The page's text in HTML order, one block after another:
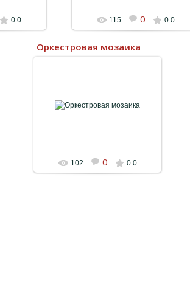
0.0 115 0 0.0
Оркестровая мозаика
102 0 0.0